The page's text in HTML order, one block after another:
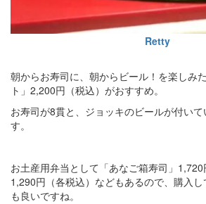
Retty
朝からお寿司に、朝からビール！を楽しみ
ト」2,200円（税込）がおすすめ。
お寿司が8貫と、ジョッキのビールが付い
す。
お土産用弁当として「あなご箱寿司」1,720
1,290円（各税込）などもあるので、購入
も良いですね。